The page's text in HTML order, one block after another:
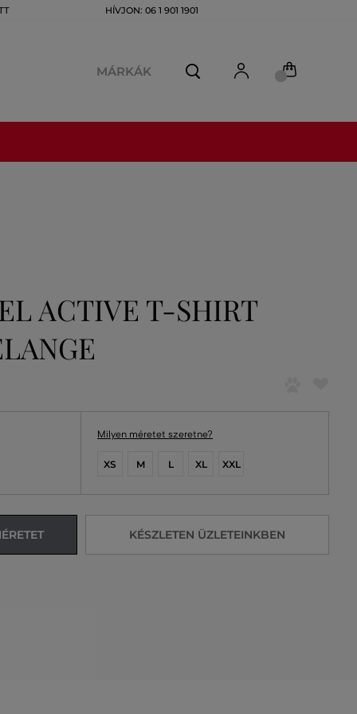
HÍVJON: 06 1 901 1901
MÁRKÁK
ACTIVE T-SHIRT
Milyen méretet szeretne?
XS M L XL XXL
KÉSZLETEN ÜZLETEINKBEN